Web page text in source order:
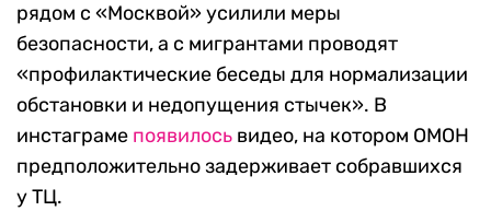
рядом с «Москвой» усилили меры
безопасности, а с мигрантами проводят
«профилактические беседы для нормализации
обстановки и недопущения стычек». В
инстаграме появилось видео, на котором ОМОН
предположительно задерживает собравшихся
у ТЦ.